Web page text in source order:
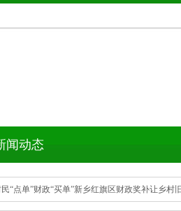
闻动态
“点单”财政“买单”新乡红旗区财政奖补让乡村